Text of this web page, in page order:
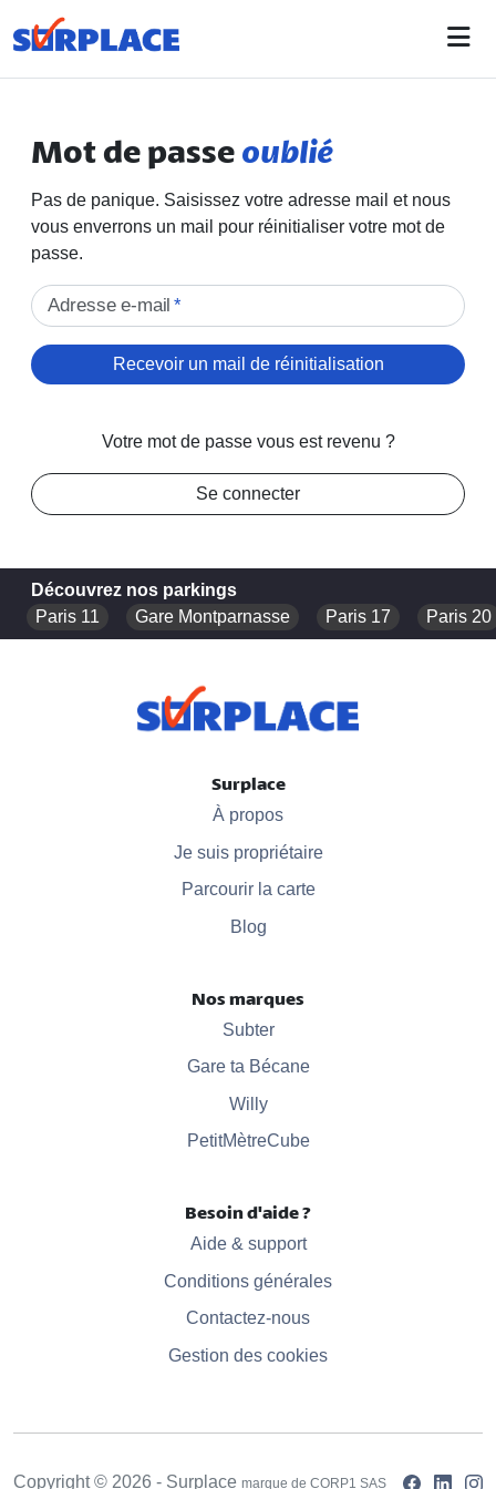
Mot de passeoublié
Pas de panique. Saisissez votre adresse mail et nous
vous enverrons un mail pour réinitialiser votre mot de
passe.
Adresse e-mail *
Recevoir un mail de réinitialisation
Votre mot de passe vous est revenu ?
Se connecter
Découvrez nos parkings
Paris 11
Gare Montparnasse Paris 17 Paris 20
Surplace
À propos
Je suis propriétaire
Parcourir la carte
Blog
Nos marques
Subter
Gare ta Bécane
Willy
PetitMètreCube
Besoin d'aide ?
Aide & support
Conditions générales
Contactez-nous
Gestion des cookies
Copyright © 2026 - Surplace marque de CORP1 SAS